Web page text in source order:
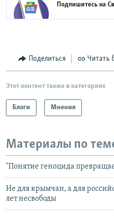
Подпишитесь на
Поделиться Читать
Этот контент также в категориях
Блоги Мнения
Материалы по
"Понятие геноцида
Не для крымчан, а для
лет несвободы